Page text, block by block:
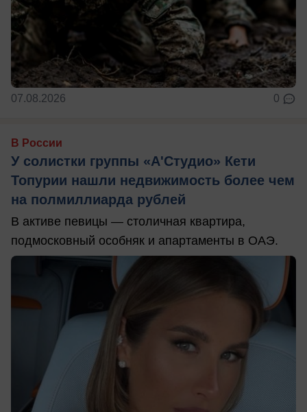
07.08.2026 0
В России
У солистки группы «А'Студио» Кети
Топурии нашли недвижимость более чем
на полмиллиарда рублей
В активе певицы — столичная квартира,
подмосковный особняк и апартаменты в ОАЭ.